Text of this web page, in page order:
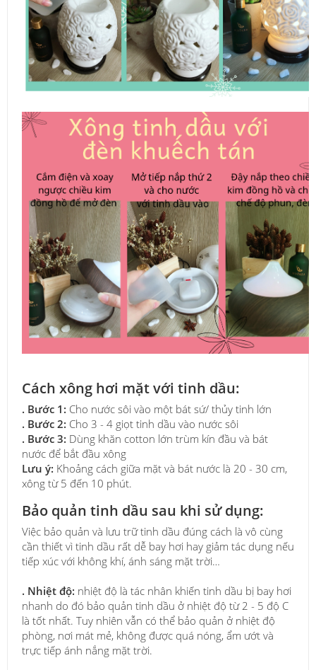
Cách xông hơi mặt với tinh dầu:
. Bước 1: Cho nước sôi vào một bát sứ/ thủy tinh lớn
. Bước 2: Cho 3 - 4 giọt tinh dầu vào nước sôi
. Bước 3: Dùng khăn cotton lớn trùm kín đầu và bát
nước để bắt đầu xông
Lưu ý: Khoảng cách giữa mặt và bát nước là 20 - 30 cm,
xông từ 5 đến 10 phút.
Bảo quản tinh dầu sau khi sử dụng:
Việc bảo quản và lưu trữ tinh dầu đúng cách là vô cùng
cần thiết vì tinh dầu rất dễ bay hơi hay giảm tác dụng nếu
tiếp xúc với không khí, ánh sáng mặt trời…
. Nhiệt độ: nhiệt độ là tác nhân khiến tinh dầu bị bay hơi
nhanh do đó bảo quản tinh dầu ở nhiệt độ từ 2 - 5 độ C
là tốt nhất. Tuy nhiên vẫn có thể bảo quản ở nhiệt độ
phòng, nơi mát mẻ, không được quá nóng, ẩm ướt và
trực tiếp ánh nắng mặt trời.